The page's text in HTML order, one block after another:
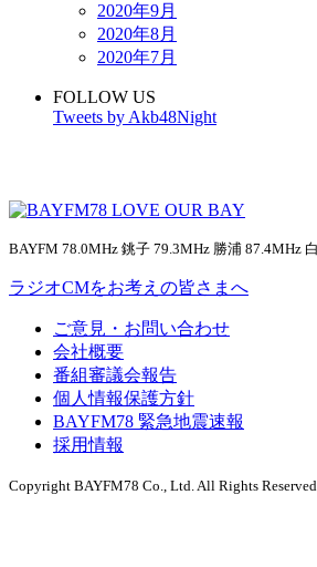
2020年9月
2020年8月
2020年7月
FOLLOW US
Tweets by Akb48Night
BAYFM 78.0MHz 銚子 79.3MHz 勝浦 87.4MHz
ラジオCMをお考えの皆さまへ
ご意見・お問い合わせ
会社概要
番組審議会報告
個人情報保護方針
BAYFM78 緊急地震速報
採用情報
Copyright BAYFM78 Co., Ltd. All Rights